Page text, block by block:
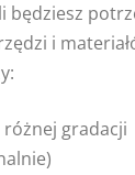
będziesz
i
gradacji